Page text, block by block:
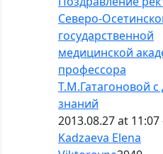
Северо-
государственной
медицинской
профессора
Т.М.Гатагоновой
знаний
2013.08.27 at 11:07
Kadzaeva Elena